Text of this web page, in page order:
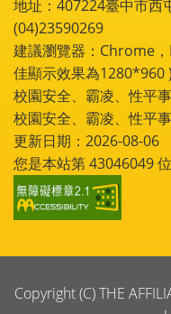
地址：407224臺中市西
(04)23590269
建議瀏覽器：Chrome
佳顯示效果為1280*960 )
校園安全、霸凌、性平
校園安全、霸凌、性平
更新日期：2026-08-06
您是本站第43046049
Copyright (C) THE